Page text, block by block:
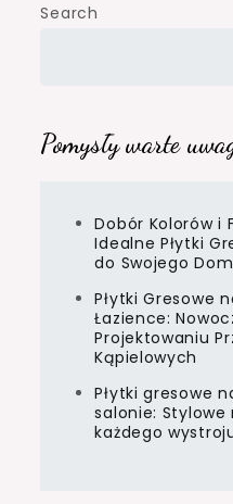
Search
Pomysły warte
Dobór Kolorów i
Idealne Płytki
do Swojego
Płytki Gresowe
Łazience:
Projektowaniu
Kąpielowych
Płytki gresowe
salonie: Stylowe
każdego